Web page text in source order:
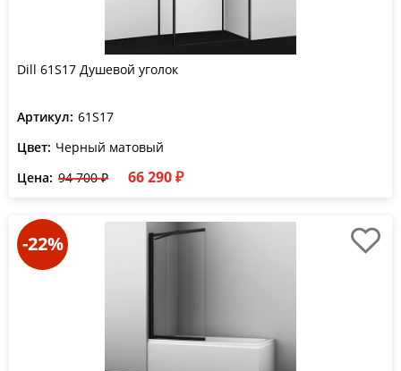
Dill 61S17 Душевой уголок
Артикул: 61S17
Цвет: Черный матовый
Цена: 94 700 ₽ 66 290 ₽
-22%